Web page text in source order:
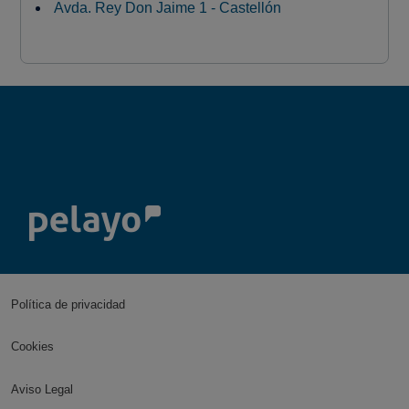
Avda. Rey Don Jaime 1 - Castellón
Política de privacidad
Cookies
Aviso Legal